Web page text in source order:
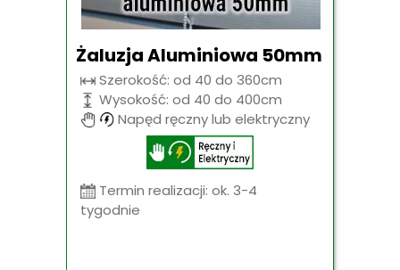
Żaluzja Aluminiowa 50mm
Szerokość: od 40 do 360cm
Wysokość: od 40 do 400cm
Napęd ręczny lub elektryczny
Termin realizacji: ok. 3-4
tygodnie